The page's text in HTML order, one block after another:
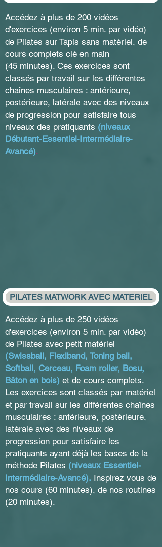
Accédez à plus de 200 vidéos
d'exercices (environ 5 min. par vidéo)
de Pilates sur Tapis sans matériel, de
cours complets clé en main
(45 minutes). Ces exercices sont
classés par travail sur les différentes
chaînes musculaires : antérieure,
postérieure, latérale avec des niveaux
de progression pour satisfaire tous
niveaux des pratiquants (niveaux
Débutant-Essentiel-Intermédiaire-
Avancé).
PILATES MATWORK AVEC MATERIEL
Accédez à plus de 250 vidéos
d'exercices (environ 5 min. par vidéo)
de Pilates avec petit matériel
(Swissball, Flexiband, Toning ball,
Softball, Cerceau, Foam roller, Bosu,
Bâton en bois) et de cours complets.
Les exercices sont classés par matériel
et par travail sur les différentes chaînes
musculaires : antérieure, postérieure,
latérale avec des niveaux de
progression pour satisfaire les
pratiquants ayant déjà les bases de la
méthode Pilates (niveaux Essentiel-
Intermédiaire-Avancé). Inspirez vous de
nos cours (60 minutes), de nos routines
(20 minutes).